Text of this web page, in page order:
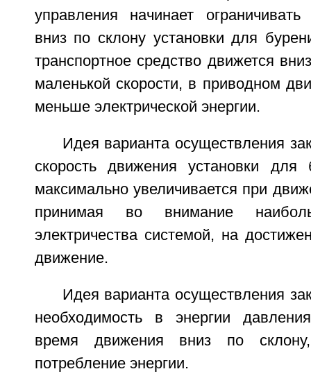
управления начинает
вниз по склону установки для
транспортное средство движется
маленькой скорости, в приводном
меньше электрической энергии.
Идея варианта осуществления
скорость движения установки
максимально увеличивается при
принимая во внимание
электричества системой, на
движение.
Идея варианта осуществления
необходимость в энергии
время движения вниз по
потребление энергии.